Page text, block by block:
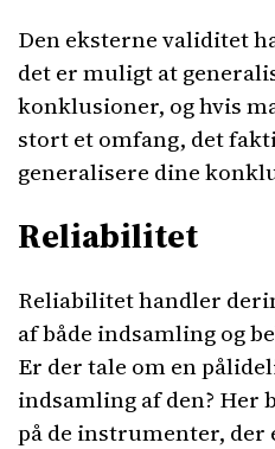
Den eksterne validitet
det er muligt at
konklusioner, og hvis
stort et omfang, det
generalisere dine
Reliabilitet
Reliabilitet handler
af både indsamling og
Er der tale om en
indsamling af den? Her
på de instrumenter, der